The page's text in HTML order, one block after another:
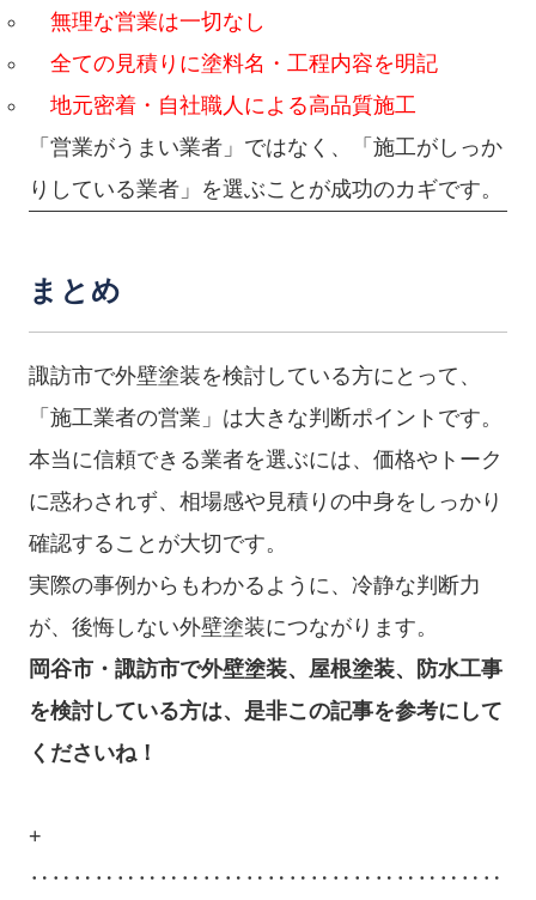
無理な営業は一切なし
全ての見積りに塗料名・工程内容を明記
地元密着・自社職人による高品質施工
「営業がうまい業者」ではなく、「施工がしっか
りしている業者」を選ぶことが成功のカギです。
まとめ
諏訪市で外壁塗装を検討している方にとって、
「施工業者の営業」は大きな判断ポイントです。
本当に信頼できる業者を選ぶには、価格やトーク
に惑わされず、相場感や見積りの中身をしっかり
確認することが大切です。
実際の事例からもわかるように、冷静な判断力
が、後悔しない外壁塗装につながります。
岡谷市・諏訪市で外壁塗装、屋根塗装、防水工事
を検討している方は、是非この記事を参考にして
くださいね！
+
‥‥‥‥‥‥‥‥‥‥‥‥‥‥‥‥‥‥‥‥‥‥